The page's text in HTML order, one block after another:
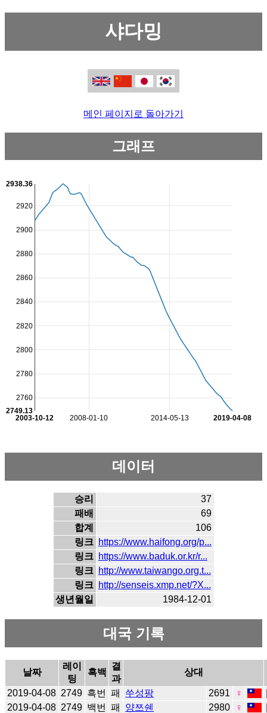
샤다밍
메인 페이지로 돌아가기
그래프
2008-01-10 2014-05-13
2003-10-12 2019-04-08
2760
2780
2800
2820
2840
2860
2880
2900
2920
2749.13
2938.36
데이터
승리
37
패배
69
합계
106
링크 https://www.haifong.org/p...
링크 https://www.baduk.or.kr/r...
링크 http://www.taiwango.org.t...
링크 http://senseis.xmp.net/?X...
생년월일
1984-12-01
대국 기록
날짜
레이
팅
흑백
결
과
상대
2019-04-08 2749 흑번 패 쑤성팡 2691 ♀
2019-04-08 2749 백번 패 양쯔쉔 2980 ♀